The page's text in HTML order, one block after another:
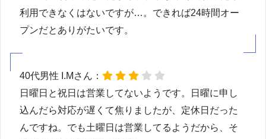
利用できなくはないですが…。できれば24時間オー
プンだとありがたいです。
40代男性 I.Mさん：
日曜日と祝日は営業してないようです。日曜に申し
込んだら対応が遅くて焦りましたが、定休日だった
んですね。でも土曜日は営業してるようだから、そ